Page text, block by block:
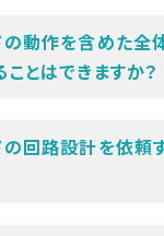
動作を含めた全
とはできますか？
回路設計を依頼